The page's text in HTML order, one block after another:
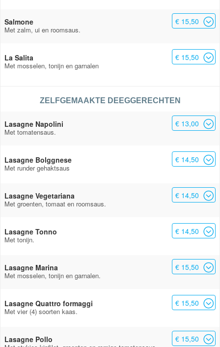
Salmone
Met zalm, ui en roomsaus.
€ 15,50
La Salita
Met mosselen, tonijn en garnalen
€ 15,50
ZELFGEMAAKTE DEEGGERECHTEN
Lasagne Napolini
Met tomatensaus.
€ 13,00
Lasagne Bolggnese
Met runder gehaktsaus
€ 14,50
Lasagne Vegetariana
Met groenten, tomaat en roomsaus.
€ 14,50
Lasagne Tonno
Met tonijn.
€ 14,50
Lasagne Marina
Met mosselen, tonijn en garnalen.
€ 15,50
Lasagne Quattro formaggi
Met vier (4) soorten kaas.
€ 15,50
Lasagne Pollo € 15,50